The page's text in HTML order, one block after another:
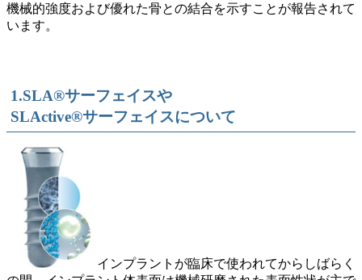
機械的強度および優れた骨との結合を示すことが報告されて
います。
1.SLA®サーフェイスや
SLActive®サーフェイスについて
インプラントが臨床で使われてからしばらく